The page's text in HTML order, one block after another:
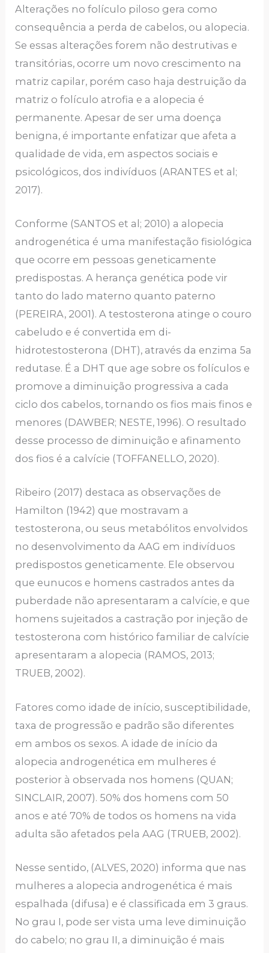
Alterações no folículo piloso gera como
consequência a perda de cabelos, ou alopecia.
Se essas alterações forem não destrutivas e
transitórias, ocorre um novo crescimento na
matriz capilar, porém caso haja destruição da
matriz o folículo atrofia e a alopecia é
permanente. Apesar de ser uma doença
benigna, é importante enfatizar que afeta a
qualidade de vida, em aspectos sociais e
psicológicos, dos indivíduos (ARANTES et al;
2017).
Conforme (SANTOS et al; 2010) a alopecia
androgenética é uma manifestação fisiológica
que ocorre em pessoas geneticamente
predispostas. A herança genética pode vir
tanto do lado materno quanto paterno
(PEREIRA, 2001). A testosterona atinge o couro
cabeludo e é convertida em di-
hidrotestosterona (DHT), através da enzima 5a
redutase. É a DHT que age sobre os folículos e
promove a diminuição progressiva a cada
ciclo dos cabelos, tornando os fios mais finos e
menores (DAWBER; NESTE, 1996). O resultado
desse processo de diminuição e afinamento
dos fios é a calvície (TOFFANELLO, 2020).
Ribeiro (2017) destaca as observações de
Hamilton (1942) que mostravam a
testosterona, ou seus metabólitos envolvidos
no desenvolvimento da AAG em indivíduos
predispostos geneticamente. Ele observou
que eunucos e homens castrados antes da
puberdade não apresentaram a calvície, e que
homens sujeitados a castração por injeção de
testosterona com histórico familiar de calvície
apresentaram a alopecia (RAMOS, 2013;
TRUEB, 2002).
Fatores como idade de início, susceptibilidade,
taxa de progressão e padrão são diferentes
em ambos os sexos. A idade de início da
alopecia androgenética em mulheres é
posterior à observada nos homens (QUAN;
SINCLAIR, 2007). 50% dos homens com 50
anos e até 70% de todos os homens na vida
adulta são afetados pela AAG (TRUEB, 2002).
Nesse sentido, (ALVES, 2020) informa que nas
mulheres a alopecia androgenética é mais
espalhada (difusa) e é classificada em 3 graus.
No grau I, pode ser vista uma leve diminuição
do cabelo; no grau II, a diminuição é mais